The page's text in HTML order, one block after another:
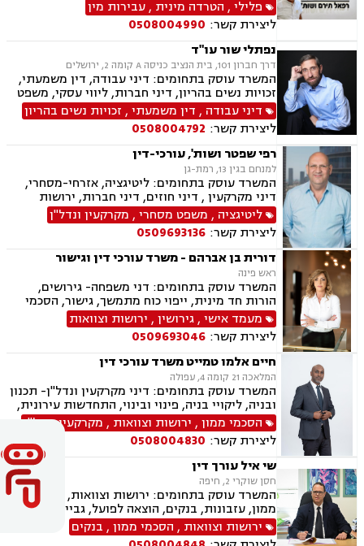
תעבורה, נהיגה בשכרות, שלילת רישיון נהיגה,
פסילת רישיון מנהלית, המכון הרפואי לבטיחות
בדרכים, פשיטת רגל, הוצאה לפועל, דיני משפלה,
הסכמי ממון, צוואות וירושות, יפוי כוח מתמשך
פלילי, הטרדה מינית ,עבירות מין
ליצירת קשר: 0508004990
נפתלי שור עו"ד
דרך חברון 101, בית הנציב כניסה A קומה 2, ירושלים
המשרד עוסק בתחומים: דיני עבודה, דין משמעתי,
זכויות נשים בהריון, דיני חברות, ליווי עסקי, משפט
מסחרי, משפט אזרחי, דיני חוזים, ייפוי כוח מתמשך
ירושות וצוואות.
דיני עבודה , דין משמעתי, זכויות נשים בהריון
ליצירת קשר: 0508004792
רפי שפטר ושות', עורכי-דין
למנחם בגין 13, רמת-גן
המשרד עוסק בתחומים: ליטיגציה, אזרחי-מסחרי,
דיני מקרקעין , דיני חוזים, דיני חברות, ירושות
וצוואות, לשון הרע, קניין רוחני, מכרזים
ליטיגציה , משפט מסחרי, מקרקעין ונדל"ן
ליצירת קשר: 0509693136
דורית בן אברהם - משרד עורכי דין וגישור
ראש פינה
המשרד עוסק בתחומים: דני משפחה- גירושים,
הורות חד מינית, ייפוי כוח מתמשך, גישור, הסכמי
ממון, צוואות וירושות, חלוקת רכוש. פלילי- עבירות
מין וסמים, אלימות במשפחה ותעבורה
מעמד אישי,גירושין, ירושות וצוואות
ליצירת קשר: 0509693046
חיים אלמו טמייט משרד עורכי דין
המלאכה 21 קומה 4, עפולה
המשרד עוסק בתחומים: דיני מקרקעין ונדל"ן- תכנון
ובניה, ליקויי בניה, פינוי ובינוי, התחדשות עירונית,
תמ"א 38 ובתים משותפים, הסכמי ממון, ירושות
וצוואות, ייפוי כוח מתמשך, הדין האתיופי, דיני
חוזים, נוטריון.
הסכמי ממון, ירושות וצוואות , מקרקעין ונדל"ן
ליצירת קשר: 0508004830
שי איל עורך דין
חסן שוקרי 2, חיפה
המשרד עוסק בתחומים: ירושות וצוואות, הסכמי
ממון, עזבונות, בנקים, הוצאה לפועל, גביית חובות,
חדלות פירעון, פינוי מושכר, נזקי גוף ותאונות,
תאונות דרכים, מקרקעין ונדל"ן, עסקאות מכר דירה
ירושות וצוואות , הסכמי ממון, בנקים